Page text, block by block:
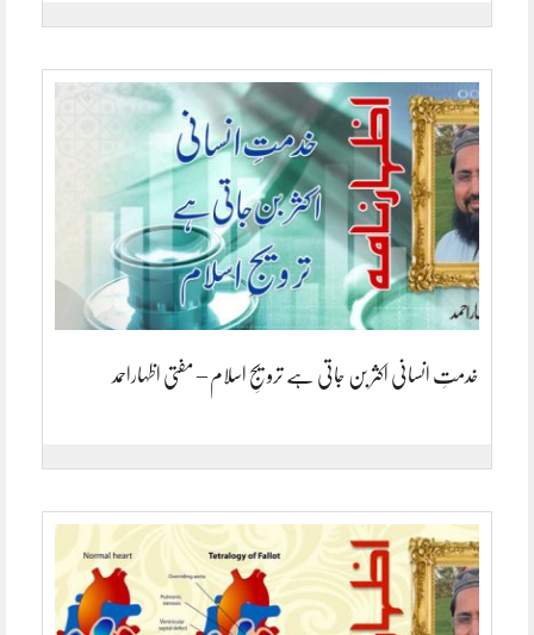
خدمتِ انسانی اکثر بن جاتی ہے ترویجِ اسلام – مفتی اظہاراحمد